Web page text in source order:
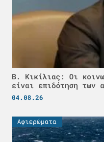
Β. Κικίλιας: Οι
είναι επιδότηση των
04.08.26
Αφιερώματα